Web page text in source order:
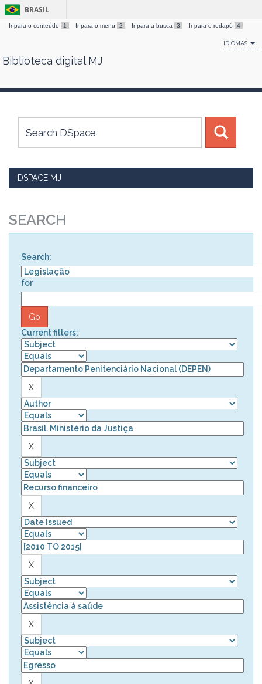
Skip
BRASIL
Ir para o conteúdo 1 Ir para o menu 2 Ir para a busca 3 Ir para o rodapé 4
IDIOMAS
Biblioteca digital MJ
DSPACE MJ
SEARCH
Search:
for
Current filters: